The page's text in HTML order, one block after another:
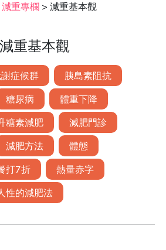
減重專欄 > 減重基本觀
減重基本觀
症候群
胰島素阻抗
糖尿病
體重下降
糖素減肥
減肥門診
減肥方法
體態
打7折
熱量赤字
性的減肥法